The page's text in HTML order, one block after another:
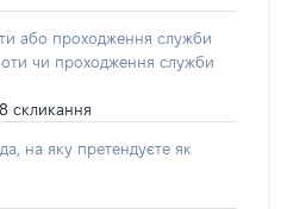
або проходження служби
чи проходження служби
скликання
на яку претендуєте як